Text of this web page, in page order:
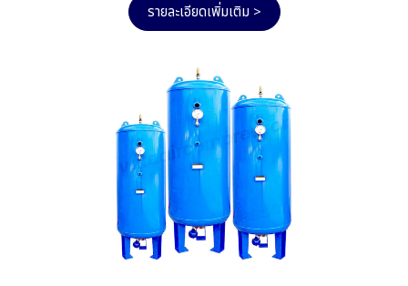
รายละเอียดเพิ่มเติม >